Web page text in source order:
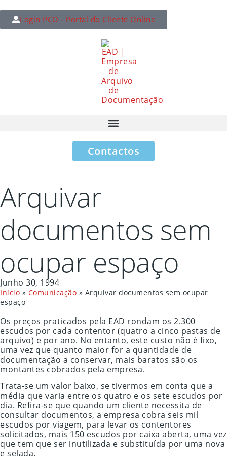
Login PCO - Portal do Cliente Online
Contactos
Arquivar
documentos sem
ocupar espaço
Junho 30, 1994
Início » Comunicação » Arquivar documentos sem ocupar
espaço
Os preços praticados pela EAD rondam os 2.300
escudos por cada contentor (quatro a cinco pastas de
arquivo) e por ano. No entanto, este custo não é fixo,
uma vez que quanto maior for a quantidade de
documentação a conservar, mais baratos são os
montantes cobrados pela empresa.
Trata-se um valor baixo, se tivermos em conta que a
média que varia entre os quatro e os sete escudos por
dia. Refira-se que quando um cliente necessita de
consultar documentos, a empresa cobra seis mil
escudos por viagem, para levar os contentores
solicitados, mais 150 escudos por caixa aberta, uma vez
que tem que ser inutilizada e substituída por uma nova
e selada.